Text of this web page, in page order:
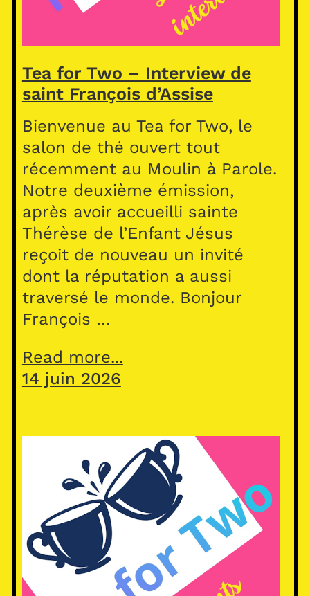
Tea for Two – Interview de
saint François d’Assise
Bienvenue au Tea for Two, le
salon de thé ouvert tout
récemment au Moulin à Parole.
Notre deuxième émission,
après avoir accueilli sainte
Thérèse de l’Enfant Jésus
reçoit de nouveau un invité
dont la réputation a aussi
traversé le monde. Bonjour
François …
Read more...
14 juin 2026